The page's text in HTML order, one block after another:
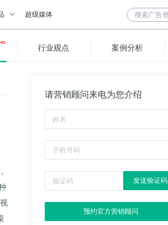
超级媒体
行业观点 案例分析
请营销顾问来电为您介绍
发送验证码
预约官方营销顾问